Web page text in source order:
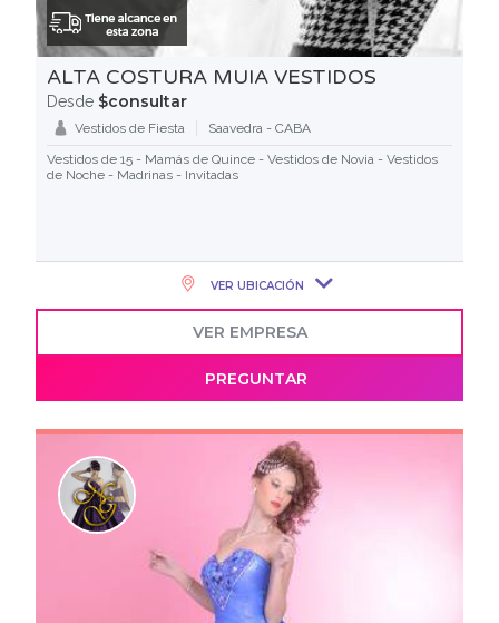
ALTA COSTURA MUIA VESTIDOS
Desde $consultar
Vestidos de Fiesta
Saavedra - CABA
Vestidos de 15 - Mamás de Quince - Vestidos de Novia - Vestidos
de Noche - Madrinas - Invitadas
VER UBICACIÓN
VER EMPRESA
PREGUNTAR